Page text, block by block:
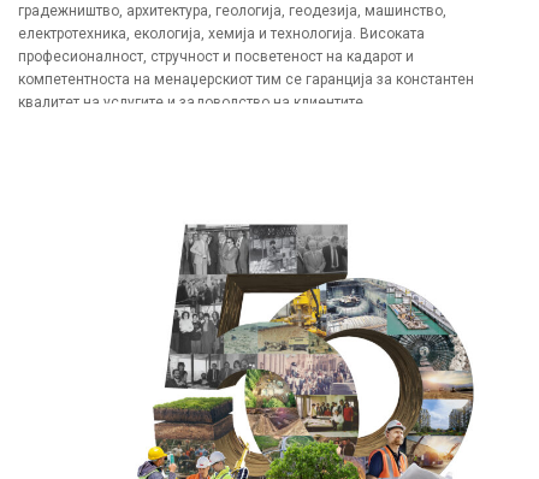
градежништво, архитектура, геологија, геодезија, машинство,
електротехника, екологија, хемија и технологија. Високата
професионалност, стручност и посветеност на кадарот и
компетентноста на менаџерскиот тим се гаранција за константен
квалитет на услугите и задоволство на клиентите.